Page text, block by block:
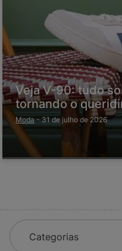
Veja V-90: tudo
tornando o
Moda - 31 de julho de 2026
Categorias